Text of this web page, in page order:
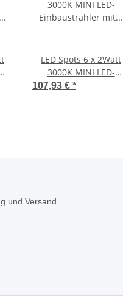
LED Spots 6 x 2Watt
3000K MINI LED-
Einbaustrahler mit Wifi
107,93 € *
und Versand